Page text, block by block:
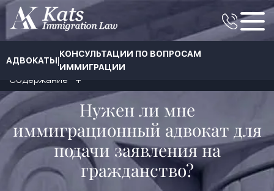
АДВОКАТЫ|
КОНСУЛЬТАЦИИ ПО ВОПРОСАМ
ИММИГРАЦИИ
Нужен ли мне
иммиграционный адвокат для
подачи заявления на
гражданство?
Содержание